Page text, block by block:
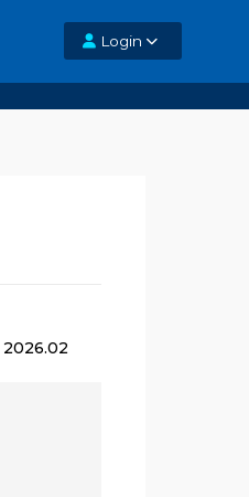
Login